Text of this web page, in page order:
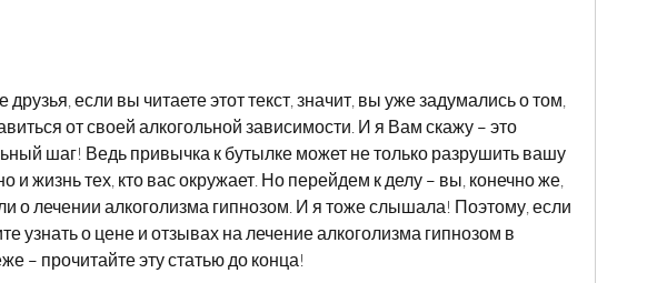
друзья, если вы читаете этот текст, значит, вы уже задумались о том,
от своей алкогольной зависимости. И я Вам скажу – это
шаг! Ведь привычка к бутылке может не только разрушить вашу
и жизнь тех, кто вас окружает. Но перейдем к делу – вы, конечно же,
о лечении алкоголизма гипнозом. И я тоже слышала! Поэтому, если
узнать о цене и отзывах на лечение алкоголизма гипнозом в
– прочитайте эту статью до конца!